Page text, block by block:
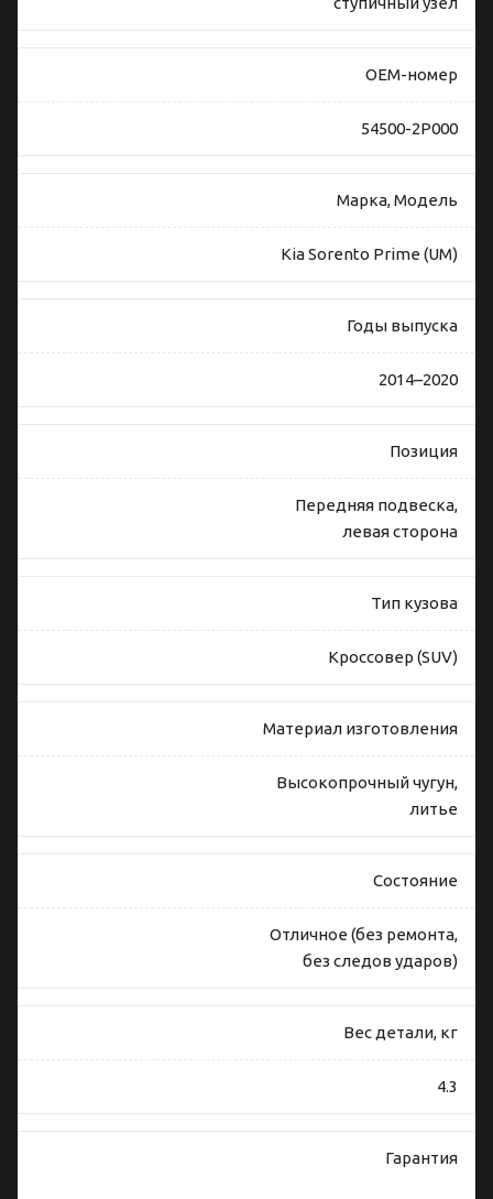
OEM-номер
54500-2P000
Марка, Модель
Kia Sorento Prime (UM)
Годы выпуска
2014–2020
Позиция
Передняя подвеска,
левая сторона
Тип кузова
Кроссовер (SUV)
Материал изготовления
Высокопрочный чугун,
литье
Состояние
Отличное (без ремонта,
без следов ударов)
Вес детали, кг
4.3
Гарантия